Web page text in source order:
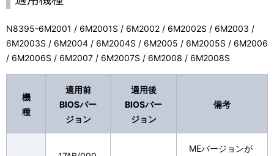
N8395-6M2001 / 6M2001S / 6M2002 / 6M2002S / 6M2003 /
6M2003S / 6M2004 / 6M2004S / 6M2005 / 6M2005S / 6M2006
/ 6M2006S / 6M2007 / 6M2007S / 6M2008 / 6M2008S
機
種
適用前
BIOSバー
ジョン
適用後
BIOSバー
ジョン
備考
MEバージョンが